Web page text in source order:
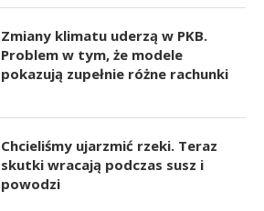
Zmiany klimatu uderzą w PKB.
Problem w tym, że modele
pokazują zupełnie różne rachunki
Chcieliśmy ujarzmić rzeki. Teraz
skutki wracają podczas susz i
powodzi